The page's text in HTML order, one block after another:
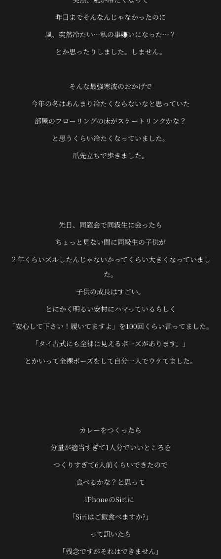
昨日までそんなんじゃなかったのに
風、突然冷たい…私の事嫌いになった…？
とか思ったりしました。しません。
そんな最強寒波のおかげで
今年の冬はあんまり冷たくならないなと思っていた
部屋のフローリングの床がスケートリンクかな？
と思うくらい冷たくなっていました。
爪先立ちで歩きました。
先日、同窓会で同級生に会ったら
ちょっと見ない間に同級生の子供が
２年くらいズルしたんじゃないかってくらい大きくなっていまし
た。
子供の成長はすごい。
とにかく明るい安村にハマっているらしく
「安心して下さい！履いてますよ」を100回くらい言ってました。
「タイ古式にも全裸に見えるポーズがあります。」
とかいって全裸ポーズをして自分一人でウケてました。
カレーをつくったら
分量が適当すぎて1人分でいいところを
つくりすぎて6人前くらいできたので
食べるかな？と思って
iPhoneのSiriに
「Siriはご飯食べますか?」
って訊いたら
「残念ですがそれはできません」